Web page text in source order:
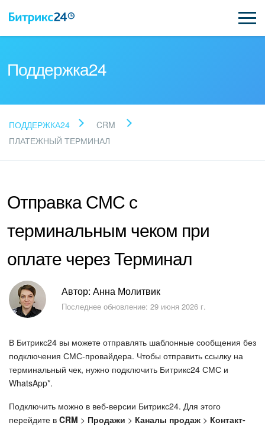
Прочитайте готовые
ответы
Поддержка Битрикс24
Регистрация и вход
Безопасность в Битрикс24
Тарифы и оплата
AI в Битрикс24
Вайбкод
Лента Новостей
Поддержка24
ПОДДЕРЖКА24
CRM
ПЛАТЕЖНЫЙ ТЕРМИНАЛ
Отправка СМС с
терминальным чеком при
оплате через Терминал
Автор: Анна Молитвик
Последнее обновление: 29 июня 2026 г.
В Битрикс24 вы можете отправлять шаблонные сообщения без
подключения СМС-провайдера. Чтобы отправить ссылку на
терминальный чек, нужно подключить Битрикс24 СМС и
WhatsApp*.
Подключить можно в веб-версии Битрикс24. Для этого
перейдите в CRM > Продажи > Каналы продаж > Контакт-